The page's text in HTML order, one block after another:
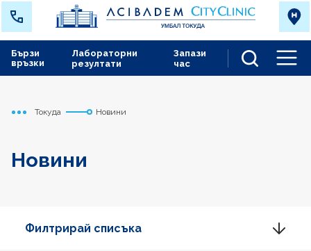
Лабораторни
резултати
Запази
час
Бързи
връзки
Начало
Токуда Новини
Новини
Филтрирай списъка